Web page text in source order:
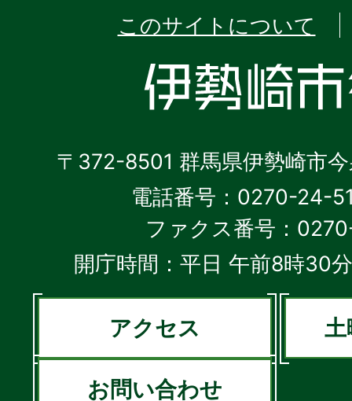
このサイトについて
〒372-8501 群馬県伊勢崎市
電話番号：0270-24-
ファクス番号：
開庁時間：平日 午前8時30
アクセス 土
お問い合わせ